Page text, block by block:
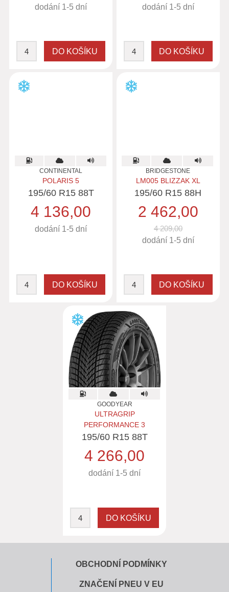
dodání 1-5 dní
dodání 1-5 dní
CONTINENTAL
POLARIS 5
195/60 R15 88T
4 136,00
dodání 1-5 dní
BRIDGESTONE
LM005 BLIZZAK XL
195/60 R15 88H
2 462,00
4 209,00
dodání 1-5 dní
GOODYEAR
ULTRAGRIP
PERFORMANCE 3
195/60 R15 88T
4 266,00
dodání 1-5 dní
OBCHODNÍ PODMÍNKY
ZNAČENÍ PNEU V EU